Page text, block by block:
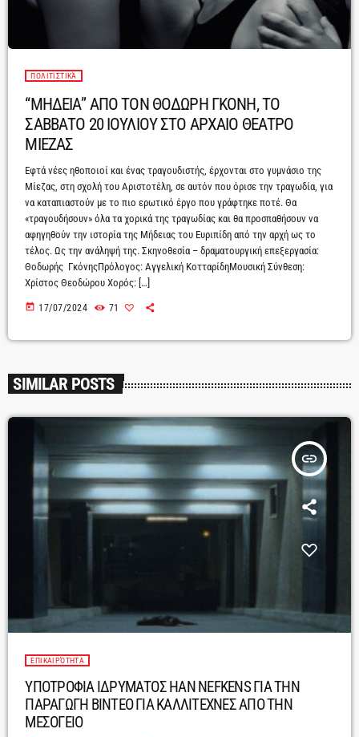
ΠΟΛΙΤΙΣΤΙΚΆ
“ΜΗΔΕΙΑ” ΑΠΟ ΤΟΝ ΘΟΔΩΡΗ ΓΚΟΝΗ, ΤΟ
ΣΑΒΒΑΤΟ 20 ΙΟΥΛΙΟΥ ΣΤΟ ΑΡΧΑΙΟ ΘΕΑΤΡΟ
ΜΙΕΖΑΣ
Εφτά νέες ηθοποιοί και ένας τραγουδιστής, έρχονται στο γυμνάσιο της
Μίεζας, στη σχολή του Αριστοτέλη, σε αυτόν που όρισε την τραγωδία, για
να καταπιαστούν με το πιο ερωτικό έργο που γράφτηκε ποτέ. Θα
«τραγουδήσουν» όλα τα χορικά της τραγωδίας και θα προσπαθήσουν να
αφηγηθούν την ιστορία της Μήδειας του Ευριπίδη από την αρχή ως το
τέλος. Ως την ανάληψή της. Σκηνοθεσία – δραματουργική επεξεργασία:
Θοδωρής ΓκόνηςΠρόλογος: Αγγελική ΚοτταρίδηΜουσική Σύνθεση:
Χρίστος Θεοδώρου Χορός: […]
today 17/07/2024 71
SIMILAR POSTS
insert_link
ΕΠΙΚΑΙΡΌΤΗΤΑ
ΥΠΟΤΡΟΦΙΑ ΙΔΡΥΜΑΤΟΣ HAN NEFKENS ΓΙΑ ΤΗΝ
ΠΑΡΑΓΩΓΗ ΒΙΝΤΕΟ ΓΙΑ ΚΑΛΛΙΤΕΧΝΕΣ ΑΠΟ ΤΗΝ
ΜΕΣΟΓΕΙΟ